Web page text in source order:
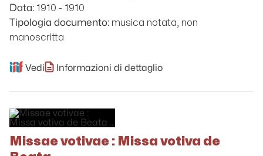
Data: 1910 - 1910
Tipologia documento: musica notata, non
manoscritta
Vedi Informazioni di dettaglio
Missae votivae : Missa votiva de